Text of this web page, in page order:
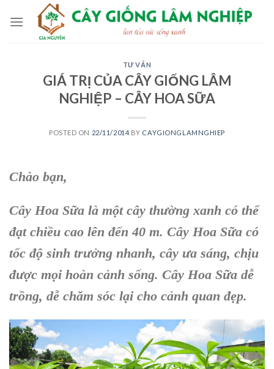
TƯ VẤN
GIÁ TRỊ CỦA CÂY GIỐNG LÂM
NGHIỆP – CÂY HOA SỮA
POSTED ON 22/11/2014 BY CAYGIONGLAMNGHIEP
Chào bạn,
Cây Hoa Sữa là một cây thường xanh có thể
đạt chiều cao lên đến 40 m. Cây Hoa Sữa có
tốc độ sinh trưởng nhanh, cây ưa sáng, chịu
được mọi hoàn cảnh sống. Cây Hoa Sữa dễ
trồng, dễ chăm sóc lại cho cảnh quan đẹp.